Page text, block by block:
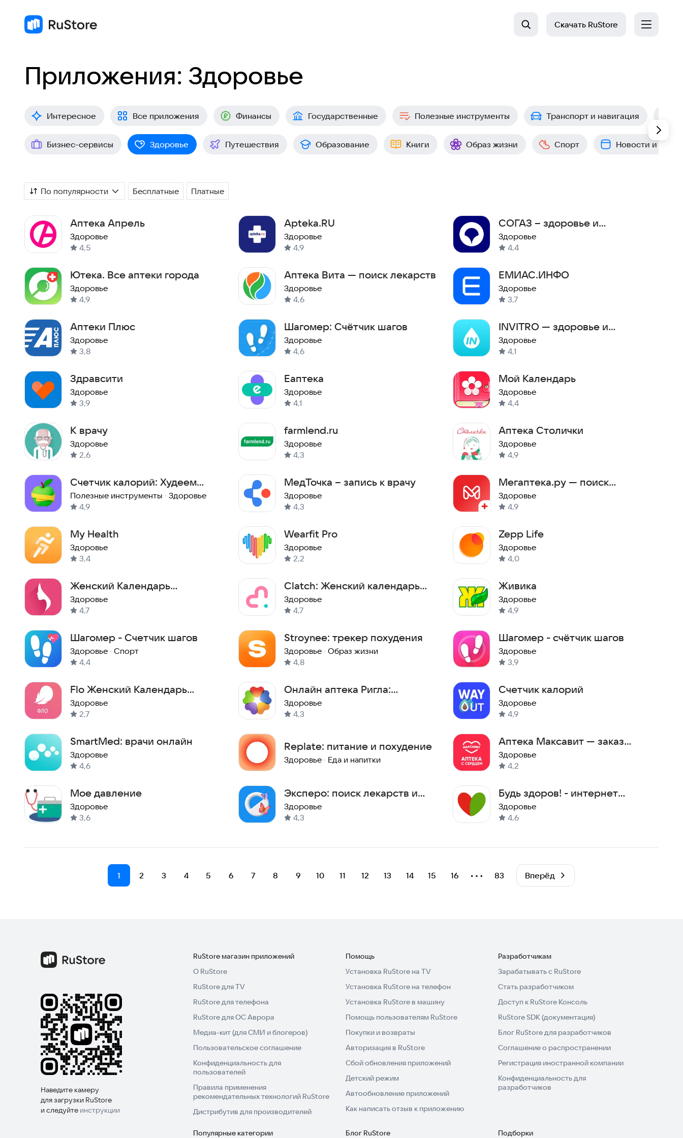
Скачать RuStore
Приложения: Здоровье
Интересное Все приложения Финансы Государственные Полезные инструменты Транспорт и навигация
Бизнес-сервисы Здоровье Путешествия Образование Книги Образ жизни Спорт Новости и
По популярности Бесплатные Платные
Аптека Апрель
Здоровье
4,5
Apteka.RU
Здоровье
4,9
СОГАЗ – здоровье и
страхование
Здоровье
4,4
Ютека. Все аптеки города
Здоровье
4,9
Аптека Вита — поиск лекарств
Здоровье
4,6
ЕМИАС.ИНФО
Здоровье
3,7
Аптеки Плюс
Здоровье
3,8
Шагомер: Cчётчик шагов
Здоровье
4,6
INVITRO — здоровье и
анализы
Здоровье
4,1
Здравсити
Здоровье
3,9
Еаптека
Здоровье
4,1
Мой Календарь
Здоровье
4,4
К врачу
Здоровье
2,6
farmlend.ru
Здоровье
4,3
Аптека Столички
Здоровье
4,9
Счетчик калорий: Худеем
вместе
Полезные инструменты · Здоровье
4,9
МедТочка – запись к врачу
Здоровье
4,3
Мегаптека.ру — поиск
лекарств
Здоровье
4,9
My Health
Здоровье
3,4
Wearfit Pro
Здоровье
2,2
Zepp Life
Здоровье
4,0
Женский Календарь
Месячных: Трекер цикла
Android
Здоровье
4,7
Clatch: Женский календарь
менструаций и пмс
Здоровье
4,7
Живика
Здоровье
4,9
Шагомер - Счетчик шагов
Здоровье · Спорт
4,4
Stroynee: трекер похудения
Здоровье · Образ жизни
4,8
Шагомер - счётчик шагов
Здоровье
3,9
Flo Женский Календарь
Месячных
Здоровье
2,7
Онлайн аптека Ригла:
лекарства
Здоровье
4,3
Счетчик калорий
Здоровье
4,9
SmartMed: врачи онлайн
Здоровье
4,6
Replate: питание и похудение
Здоровье · Еда и напитки
Аптека Максавит — заказ
лекарств
Здоровье
4,2
Мое давление
Здоровье
3,6
Эксперо: поиск лекарств и
аптек в твоем городе
Здоровье
4,3
Будь здоров! - интернет
аптека
Здоровье
4,6
1 2 3 4 5 6 7 8 9 10 11 12 13 14 15 16 ⋯ 83 Вперёд
Наведите камеру
для загрузки RuStore
и следуйте инструкции
RuStore магазин приложений
О RuStore
RuStore для TV
RuStore для телефона
RuStore для ОС Аврора
Медиа-кит (для СМИ и блогеров)
Пользовательское соглашение
Конфиденциальность для
пользователей
Правила применения
рекомендательных технологий RuStore
Дистрибутив для производителей
Помощь
Установка RuStore на TV
Установка RuStore на телефон
Установка RuStore в машину
Помощь пользователям RuStore
Покупки и возвраты
Авторизация в RuStore
Сбой обновления приложений
Детский режим
Автообновление приложений
Как написать отзыв к приложению
Разработчикам
Зарабатывать с RuStore
Стать разработчиком
Доступ к RuStore Консоль
RuStore SDK (документация)
Блог RuStore для разработчиков
Соглашение о распространении
Регистрация иностранной компании
Конфиденциальность для
разработчиков
Популярные категории Блог RuStore Подборки